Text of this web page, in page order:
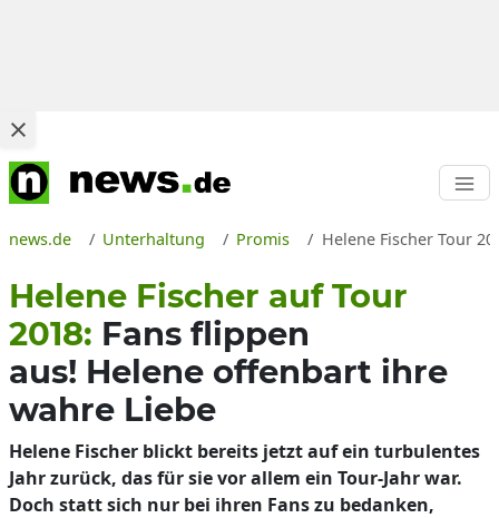
news.de Unterhaltung Promis Helene Fischer Tour
Helene Fischer auf Tour
2018: Fans flippen
aus! Helene offenbart ihre
wahre Liebe
Helene Fischer blickt bereits jetzt auf ein turbulentes
Jahr zurück, das für sie vor allem ein Tour-Jahr war.
Doch statt sich nur bei ihren Fans zu bedanken,